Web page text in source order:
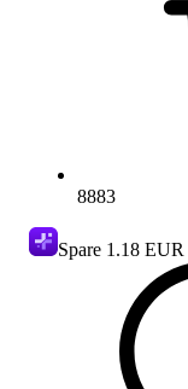
8883
Spare 1.18 EUR